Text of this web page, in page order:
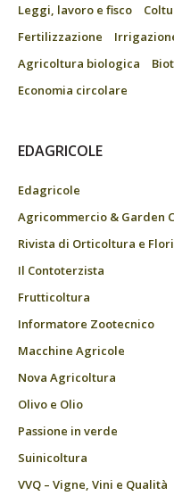
Leggi, lavoro e fisco
Fertilizzazione
Agricoltura biologica
Economia circolare
EDAGRICOLE
Edagricole
Agricommercio & Garden
Rivista di Orticoltura e
Il Contoterzista
Frutticoltura
Informatore Zootecnico
Macchine Agricole
Nova Agricoltura
Olivo e Olio
Passione in verde
Suinicoltura
VVQ – Vigne, Vini e Qualità